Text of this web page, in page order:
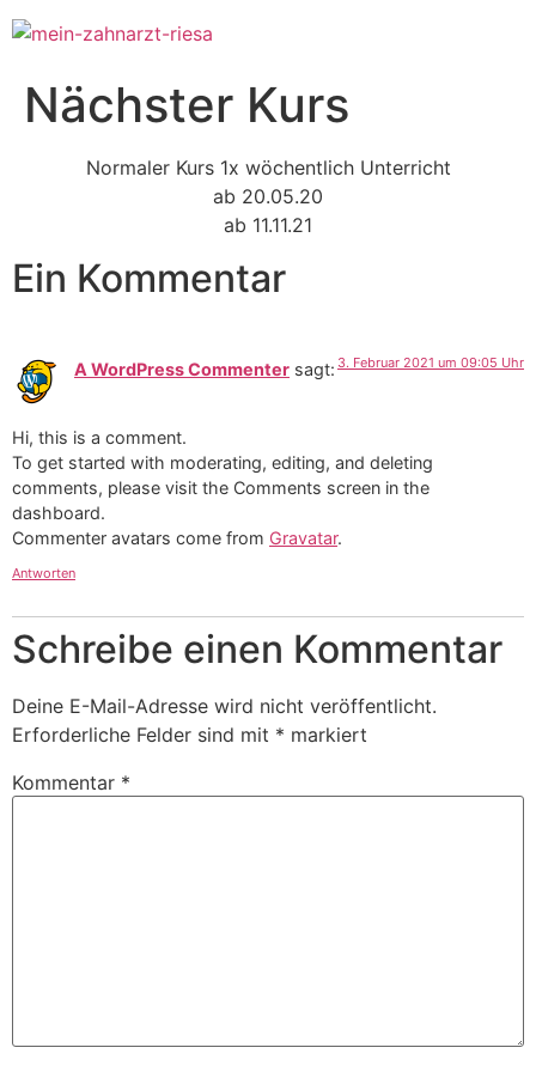
Zum
Inhalt
Nächster Kurs
Normaler Kurs 1x wöchentlich Unterricht
ab 20.05.20
ab 11.11.21
Ein Kommentar
A WordPress Commenter sagt: 3. Februar 2021 um 09:05 Uhr
Hi, this is a comment.
To get started with moderating, editing, and deleting
comments, please visit the Comments screen in the
dashboard.
Commenter avatars come from Gravatar.
Antworten
Schreibe einen Kommentar
Deine E-Mail-Adresse wird nicht veröffentlicht.
Erforderliche Felder sind mit * markiert
Kommentar *